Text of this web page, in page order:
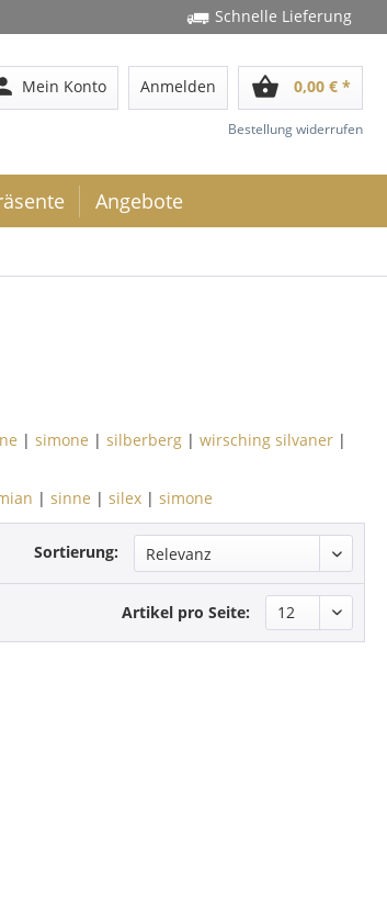
Schnelle Lieferung
Mein Konto Anmelden shopping_basket 0,00 € *
Bestellung widerrufen
Angebote
| simone | silberberg | wirsching silvaner |
| sinne | silex | simone
Sortierung:
Artikel pro Seite: